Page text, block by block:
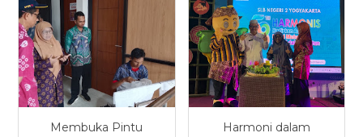
Membuka Pintu
Harmoni dalam